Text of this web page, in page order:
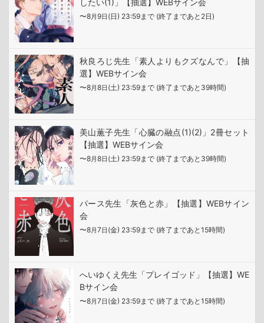
したい(1)」【抽選】WEBサイン会
〜8月 9日 (日) 23:59まで (終了まであと2日)
秋良ろじ先生「素人よりもクズなんで」【抽
選】WEBサイン会
〜8月 8日 (土) 23:59まで (終了まであと39時間)
美山薫子先生「心臓の融点(1)(2)」2冊セット
【抽選】WEBサイン会
〜8月 8日 (土) 23:59まで (終了まであと39時間)
パース先生「灰色と赤」【抽選】WEBサイン
会
〜8月 7 日 (金) 23:59まで (終了まであと15時間)
へいゆくえ先生「プレイゴッド」【抽選】WE
Bサイン会
〜8月 7 日 (金) 23:59まで (終了まであと15時間)